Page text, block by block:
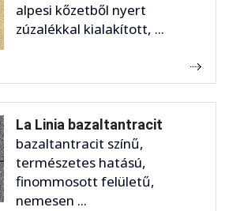
alpesi kőzetből nyert
zúzalékkal kialakított, ...
La Linia bazaltantracit
bazaltantracit színű,
természetes hatású,
finommosott felületű,
nemesen ...